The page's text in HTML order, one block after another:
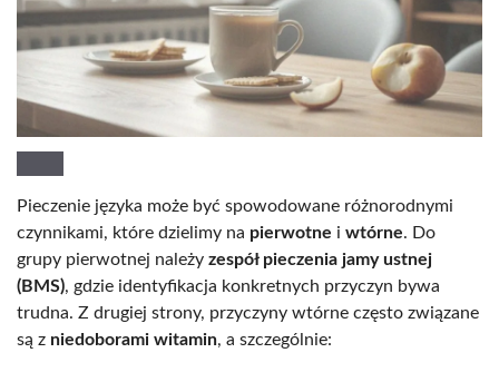
Pieczenie języka może być spowodowane różnorodnymi
czynnikami, które dzielimy na pierwotne i wtórne. Do
grupy pierwotnej należy zespół pieczenia jamy ustnej
(BMS), gdzie identyfikacja konkretnych przyczyn bywa
trudna. Z drugiej strony, przyczyny wtórne często związane
są z niedoborami witamin, a szczególnie: